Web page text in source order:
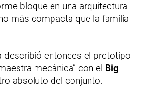
bloque en una arquitectura
más compacta que la familia
describió entonces el prototipo
mecánica” con el Big
absoluto del conjunto.